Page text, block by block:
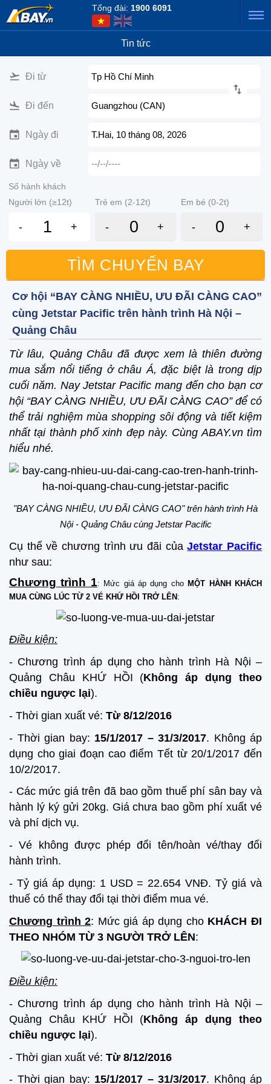
Tổng đài: 1900 6091
Tin tức
Đi từ Tp Hồ Chí Minh
Đi đến Guangzhou (CAN)
Ngày đi T.Hai, 10 tháng 08, 2026
Ngày về --/--/----
Số hành khách
Người lớn (≥12t)
Trẻ em (2-12t) Em bé (0-2t)
- + - + - +
TÌM CHUYẾN BAY
Cơ hội “BAY CÀNG NHIỀU, ƯU ĐÃI CÀNG CAO”
cùng Jetstar Pacific trên hành trình Hà Nội –
Quảng Châu
Từ lâu, Quảng Châu đã được xem là thiên đường
mua sắm nổi tiếng ở châu Á, đặc biệt là trong dịp
cuối năm. Nay Jetstar Pacific mang đến cho bạn cơ
hội “BAY CÀNG NHIỀU, ƯU ĐÃI CÀNG CAO” để có
thể trải nghiệm mùa shopping sôi động và tiết kiệm
nhất tại thành phố xinh đẹp này. Cùng ABAY.vn tìm
hiểu nhé.
"BAY CÀNG NHIỀU, ƯU ĐÃI CÀNG CAO" trên hành trình Hà
Nội - Quảng Châu cùng Jetstar Pacific
Cụ thể về chương trình ưu đãi củaJetstar Pacific
như sau:
Chương trình 1: Mức giá áp dụng cho MỘT HÀNH KHÁCH
MUA CÙNG LÚC TỪ 2 VÉ KHỨ HỒI TRỞ LÊN :
Điều kiện:
- Chương trình áp dụng cho hành trình Hà Nội –
Quảng Châu KHỨ HỒI (Không áp dụng theo
chiều ngược lại).
- Thời gian xuất vé: Từ 8/12/2016
- Thời gian bay: 15/1/2017 – 31/3/2017. Không áp
dụng cho giai đoạn cao điểm Tết từ 20/1/2017 đến
10/2/2017.
- Các mức giá trên đã bao gồm thuế phí sân bay và
hành lý ký gửi 20kg. Giá chưa bao gồm phí xuất vé
và phí dịch vụ.
- Vé không được phép đổi tên/hoàn vé/thay đổi
hành trình.
- Tỷ giá áp dụng: 1 USD = 22.654 VNĐ. Tỷ giá và
thuế có thể thay đổi tại thời điểm mua vé.
Chương trình 2: Mức giá áp dụng cho KHÁCH ĐI
THEO NHÓM TỪ 3 NGƯỜI TRỞ LÊN:
Điều kiện:
- Chương trình áp dụng cho hành trình Hà Nội –
Quảng Châu KHỨ HỒI (Không áp dụng theo
chiều ngược lại).
- Thời gian xuất vé: Từ 8/12/2016
- Thời gian bay: 15/1/2017 – 31/3/2017. Không áp